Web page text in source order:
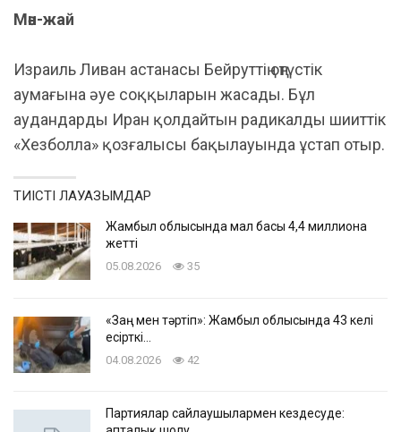
Мән-жай
Израиль Ливан астанасы Бейруттің оңтүстік
аумағына әуе соққыларын жасады. Бұл
аудандарды Иран қолдайтын радикалды шииттік
«Хезболла» қозғалысы бақылауында ұстап отыр.
ТИІСТІ ЛАУАЗЫМДАР
Жамбыл облысында мал басы 4,4 миллионға
жетті
05.08.2026 35
«Заң мен тәртіп»: Жамбыл облысында 43 келі
есірткі…
04.08.2026 42
Партиялар сайлаушылармен кездесуде: